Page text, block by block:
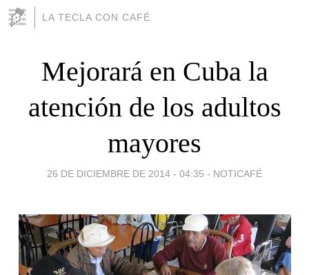
LA TECLA CON CAFÉ
Mejorará en Cuba la
atención de los adultos
mayores
26 DE DICIEMBRE DE 2014 - 04:35 - NOTICAFÉ